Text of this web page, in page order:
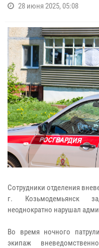
28 июня 2025, 05:08
Сотрудники отделения
г. Козьмодемьянск
неоднократно нарушал
Во время ночного
экипаж